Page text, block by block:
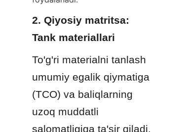
2. Qiyosiy matritsa:
Tank materiallari
To'g'ri materialni tanlash
umumiy egalik qiymatiga
(TCO) va baliqlarning
uzoq muddatli
salomatligiga ta'sir qiladi.